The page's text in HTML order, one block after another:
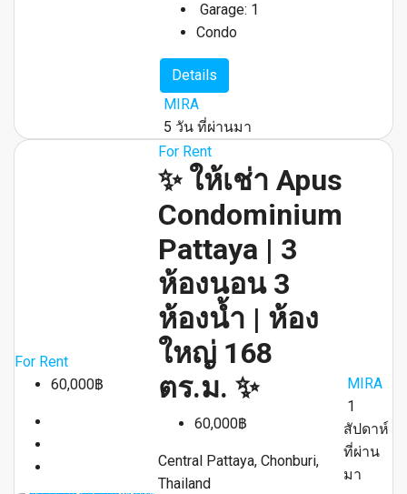
Garage: 1
Condo
Details
MIRA
5 วัน ที่ผ่านมา
For Rent
60,000฿
For Rent
✨ ให้เช่า Apus
Condominium
Pattaya | 3
ห้องนอน 3
ห้องน้ำ | ห้อง
ใหญ่ 168
ตร.ม. ✨
60,000฿
Central Pattaya, Chonburi,
Thailand
MIRA
1
สัปดาห์
ที่ผ่าน
มา